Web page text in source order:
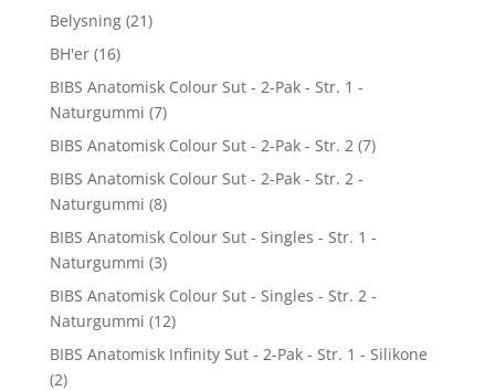
Belysning (21)
BH'er (16)
BIBS Anatomisk Colour Sut - 2-Pak - Str. 1 -
Naturgummi (7)
BIBS Anatomisk Colour Sut - 2-Pak - Str. 2 (7)
BIBS Anatomisk Colour Sut - 2-Pak - Str. 2 -
Naturgummi (8)
BIBS Anatomisk Colour Sut - Singles - Str. 1 -
Naturgummi (3)
BIBS Anatomisk Colour Sut - Singles - Str. 2 -
Naturgummi (12)
BIBS Anatomisk Infinity Sut - 2-Pak - Str. 1 - Silikone
(2)